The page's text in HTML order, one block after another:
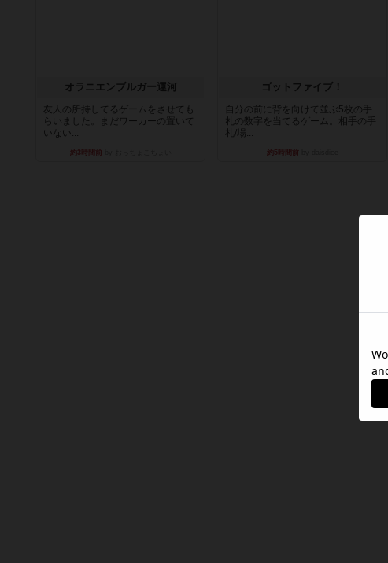
オラニエンブルガー運河
友人の所持してるゲームをさせても
らいました。まだワーカーの置いて
いない...
約3時間前
ゴットファイブ！
自分の前に背を向けて並ぶ5枚の手
札の数字を当てるゲーム。相手の手
札/場...
約5時間前